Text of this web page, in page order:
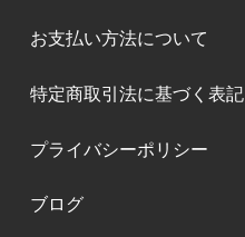
お支払い方法について
特定商取引法に基づく表記
プライバシーポリシー
ブログ